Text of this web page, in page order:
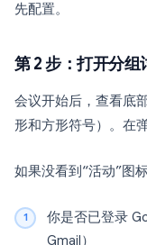
先配置。
第 2 步：打开分组
会议开始后，查看底
形和方形符号）。在
如果没看到“活动”图
你是否已登录
Gmail）